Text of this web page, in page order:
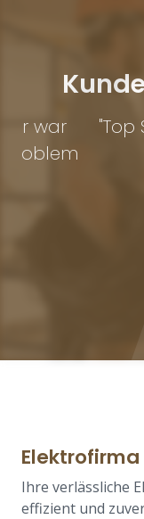
"Top Service
Kosten.
Ihre verlässliche
effizient und